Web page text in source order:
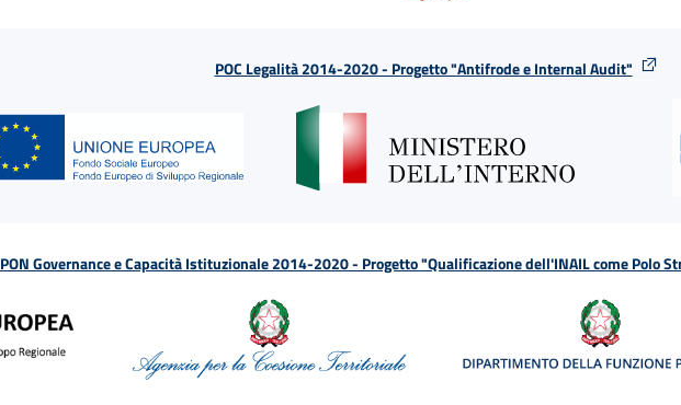
POC Legalità 2014-2020 - Progetto "Antifrode e Internal Audit"
PON Governance e Capacità Istituzionale 2014-2020 - Progetto "Qualificazione dell'INAIL come Polo